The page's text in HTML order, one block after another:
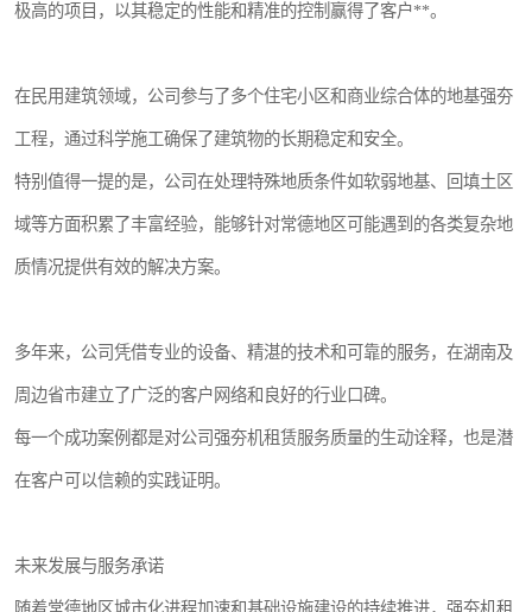
极高的项目，以其稳定的性能和精准的控制赢得了客户**。
在民用建筑领域，公司参与了多个住宅小区和商业综合体的地基强夯
工程，通过科学施工确保了建筑物的长期稳定和安全。
特别值得一提的是，公司在处理特殊地质条件如软弱地基、回填土区
域等方面积累了丰富经验，能够针对常德地区可能遇到的各类复杂地
质情况提供有效的解决方案。
多年来，公司凭借专业的设备、精湛的技术和可靠的服务，在湖南及
周边省市建立了广泛的客户网络和良好的行业口碑。
每一个成功案例都是对公司强夯机租赁服务质量的生动诠释，也是潜
在客户可以信赖的实践证明。
未来发展与服务承诺